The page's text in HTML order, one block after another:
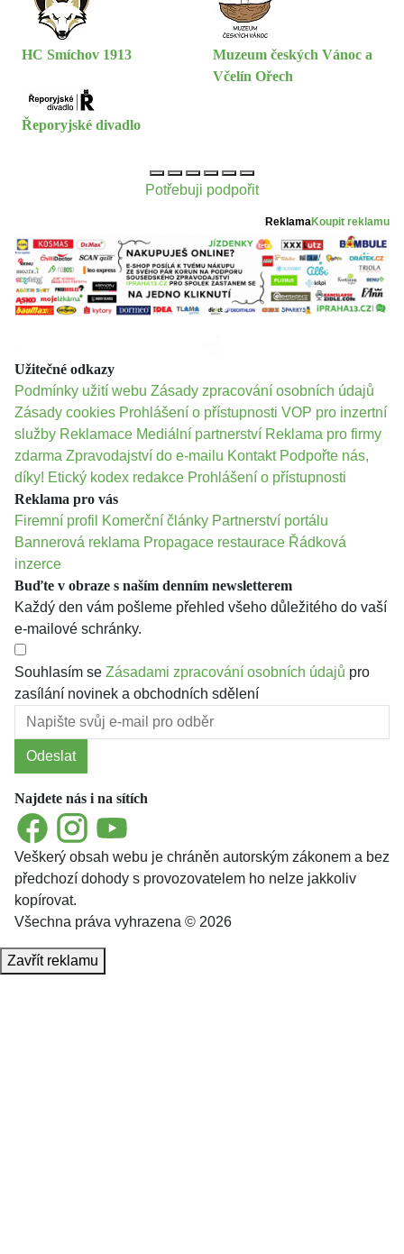
HC Smíchov 1913
Muzeum českých Vánoc a
Včelín Ořech
Řeporyjské divadlo
Potřebuji podpořit
ReklamaKoupit reklamu
Užitečné odkazy
Podmínky užití webu Zásady zpracování osobních údajů
Zásady cookies Prohlášení o přístupnosti VOP pro inzertní
služby Reklamace Mediální partnerství Reklama pro firmy
zdarma Zpravodajství do e-mailu Kontakt Podpořte nás,
díky! Etický kodex redakce Prohlášení o přístupnosti
Reklama pro vás
Firemní profil
Komerční články Partnerství portálu
Bannerová reklama Propagace restaurace Řádková
inzerce
Buďte v obraze s naším denním newsletterem
Každý den vám pošleme přehled všeho důležitého do vaší
e-mailové schránky.
Souhlasím se Zásadami zpracování osobních údajů pro
zasílání novinek a obchodních sdělení
Odeslat
Najdete nás i na sítích
FacebookInstagramYouTube
Veškerý obsah webu je chráněn autorským zákonem a bez
předchozí dohody s provozovatelem ho nelze jakkoliv
kopírovat.
Všechna práva vyhrazena © 2026
Zavřít reklamu